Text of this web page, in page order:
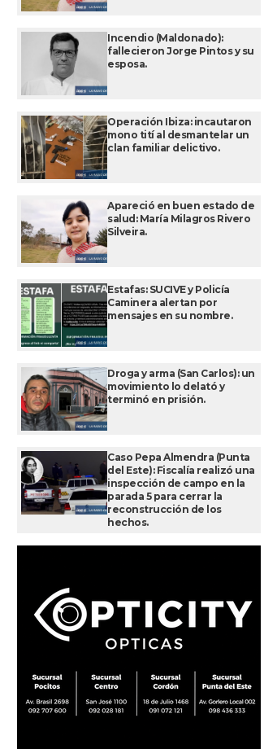
Incendio (Maldonado):
fallecieron Jorge Pintos y su
esposa.
Operación Ibiza: incautaron
mono tití al desmantelar un
clan familiar delictivo.
Apareció en buen estado de
salud: María Milagros Rivero
Silveira.
Estafas: SUCIVE y Policía
Caminera alertan por
mensajes en su nombre.
Droga y arma (San Carlos): un
movimiento lo delató y
terminó en prisión.
Caso Pepa Almendra (Punta
del Este): Fiscalía realizó una
inspección de campo en la
parada 5 para cerrar la
reconstrucción de los
hechos.